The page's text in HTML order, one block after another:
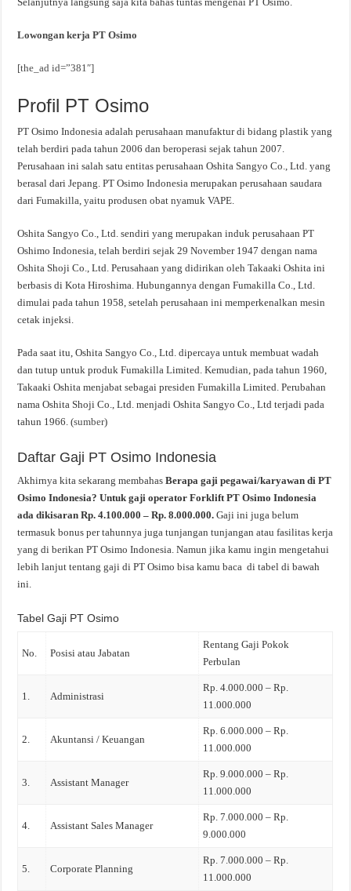
Lowongan kerja PT Osimo
[the_ad id=”381″]
Profil PT Osimo
PT Osimo Indonesia adalah perusahaan manufaktur di bidang plastik yang
telah berdiri pada tahun 2006 dan beroperasi sejak tahun 2007.
Perusahaan ini salah satu entitas perusahaan Oshita Sangyo Co., Ltd. yang
berasal dari Jepang. PT Osimo Indonesia merupakan perusahaan saudara
dari Fumakilla, yaitu produsen obat nyamuk VAPE.
Oshita Sangyo Co., Ltd. sendiri yang merupakan induk perusahaan PT
Oshimo Indonesia, telah berdiri sejak 29 November 1947 dengan nama
Oshita Shoji Co., Ltd. Perusahaan yang didirikan oleh Takaaki Oshita ini
berbasis di Kota Hiroshima. Hubungannya dengan Fumakilla Co., Ltd.
dimulai pada tahun 1958, setelah perusahaan ini memperkenalkan mesin
cetak injeksi.
Pada saat itu, Oshita Sangyo Co., Ltd. dipercaya untuk membuat wadah
dan tutup untuk produk Fumakilla Limited. Kemudian, pada tahun 1960,
Takaaki Oshita menjabat sebagai presiden Fumakilla Limited. Perubahan
nama Oshita Shoji Co., Ltd. menjadi Oshita Sangyo Co., Ltd terjadi pada
tahun 1966. (sumber)
Daftar Gaji PT Osimo Indonesia
Akhirnya kita sekarang membahasBerapa gaji pegawai/karyawan di PT
Osimo Indonesia? Untuk gaji operator Forklift PT Osimo Indonesia
ada dikisaran Rp. 4.100.000 – Rp. 8.000.000.Gaji ini juga belum
termasuk bonus per tahunnya juga tunjangan tunjangan atau fasilitas kerja
yang di berikan PT Osimo Indonesia. Namun jika kamu ingin mengetahui
lebih lanjut tentang gaji di PT Osimo bisa kamu baca di tabel di bawah
ini.
Tabel Gaji PT Osimo
No. Posisi atau Jabatan
Rentang Gaji Pokok
Perbulan
1. Administrasi
Rp. 4.000.000 – Rp.
11.000.000
2. Akuntansi / Keuangan
Rp. 6.000.000 – Rp.
11.000.000
3. Assistant Manager
Rp. 9.000.000 – Rp.
11.000.000
4. Assistant Sales Manager
Rp. 7.000.000 – Rp.
9.000.000
5. Corporate Planning
Rp. 7.000.000 – Rp.
11.000.000